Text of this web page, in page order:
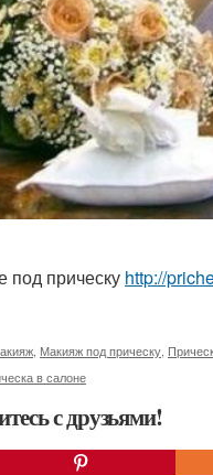
под прическу http://
, Макияж под прическу,
в салоне
с друзьями!